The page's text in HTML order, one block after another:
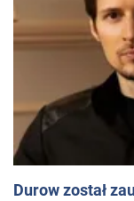
Durow został